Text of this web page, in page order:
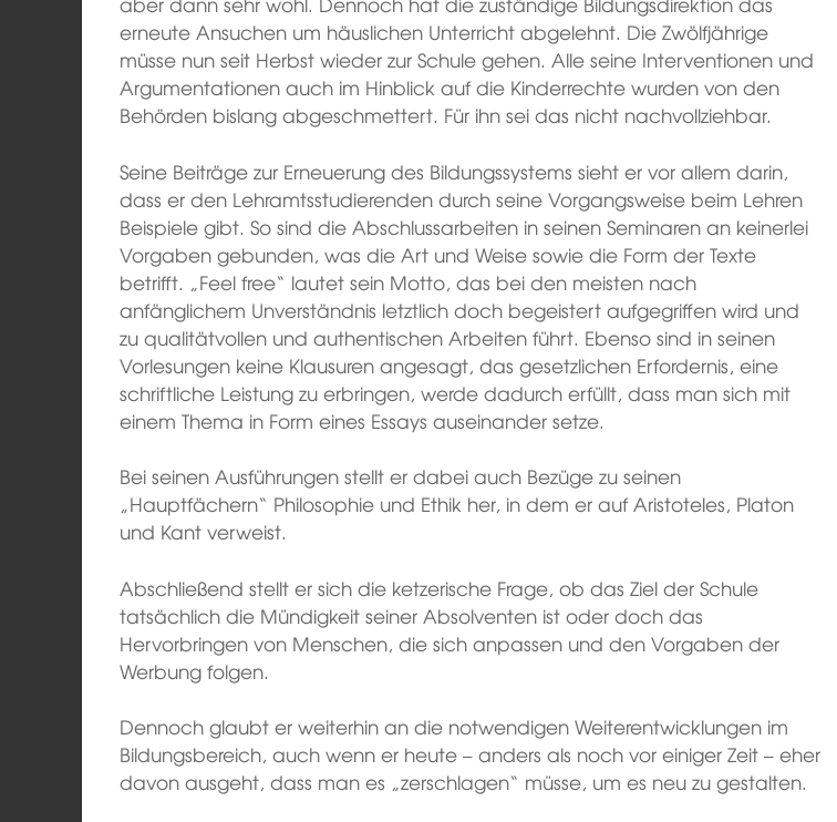
erneute Ansuchen um häuslichen Unterricht abgelehnt. Die Zwölfjährige
müsse nun seit Herbst wieder zur Schule gehen. Alle seine Interventionen und
Argumentationen auch im Hinblick auf die Kinderrechte wurden von den
Behörden bislang abgeschmettert. Für ihn sei das nicht nachvollziehbar.
Seine Beiträge zur Erneuerung des Bildungssystems sieht er vor allem darin,
dass er den Lehramtsstudierenden durch seine Vorgangsweise beim Lehren
Beispiele gibt. So sind die Abschlussarbeiten in seinen Seminaren an keinerlei
Vorgaben gebunden, was die Art und Weise sowie die Form der Texte
betrifft. „Feel free“ lautet sein Motto, das bei den meisten nach
anfänglichem Unverständnis letztlich doch begeistert aufgegriffen wird und
zu qualitätvollen und authentischen Arbeiten führt. Ebenso sind in seinen
Vorlesungen keine Klausuren angesagt, das gesetzlichen Erfordernis, eine
schriftliche Leistung zu erbringen, werde dadurch erfüllt, dass man sich mit
einem Thema in Form eines Essays auseinander setze.
Bei seinen Ausführungen stellt er dabei auch Bezüge zu seinen
„Hauptfächern“ Philosophie und Ethik her, in dem er auf Aristoteles, Platon
und Kant verweist.
Abschließend stellt er sich die ketzerische Frage, ob das Ziel der Schule
tatsächlich die Mündigkeit seiner Absolventen ist oder doch das
Hervorbringen von Menschen, die sich anpassen und den Vorgaben der
Werbung folgen.
Dennoch glaubt er weiterhin an die notwendigen Weiterentwicklungen im
Bildungsbereich, auch wenn er heute – anders als noch vor einiger Zeit – eher
davon ausgeht, dass man es „zerschlagen“ müsse, um es neu zu gestalten.